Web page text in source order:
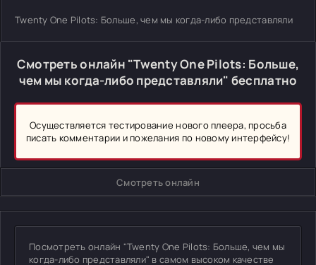
Twenty One Pilots: Больше, чем мы когда-либо представляли
Смотреть онлайн "Twenty One Pilots: Больше,
чем мы когда-либо представляли" бесплатно
Осуществляется тестирование нового плеера, просьба
писать комментарии и пожелания по новому интерфейсу!
Смотреть онлайн
Посмотреть онлайн "Twenty One Pilots: Больше, чем мы
когда-либо представляли" в самом высоком качестве